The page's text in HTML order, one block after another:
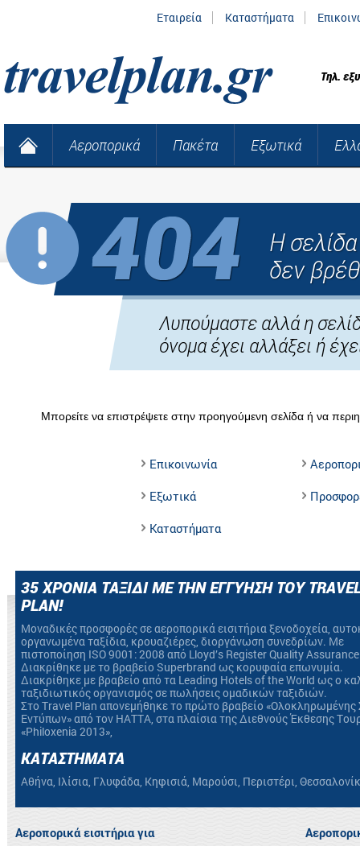
Εταιρεία Καταστήματα
Τηλ.
Αεροπορικά Πακέτα Εξωτικά
Η
δεν
Λυπούμαστε αλλά η
όνομα έχει αλλάξει ή
Μπορείτε να επιστρέψετε στην προηγούμενη σελίδα ή να
Επικοινωνία
Εξωτικά
Καταστήματα
35 ΧΡΟΝΙΑ ΤΑΞΙΔΙ ΜΕ ΤΗΝ ΕΓΓΥΗΣΗ ΤΟΥ
PLAN!
Mοναδικές προσφορές σε αεροπορικά εισιτήρια ξενοδοχεία,
οργανωμένα ταξίδια, κρουαζιέρες, διοργάνωση συνεδρίων. Με
πιστοποίηση ΙSO 9001: 2008 από Lloyd’s Register Quality
Διακρίθηκε με το βραβείο Superbrand ως κορυφαία επωνυμία.
Διακρίθηκε με βραβείο από τα Leading Hotels of the World ως ο
ταξιδιωτικός οργανισμός σε πωλήσεις ομαδικών ταξιδιών.
Στο Travel Plan απονεμήθηκε το πρώτο βραβείο «Ολοκληρωμένης
Εντύπων» από τον HATTA, στα πλαίσια της Διεθνούς Έκθεσης
«Philoxenia 2013»,
ΚΑΤΑΣΤΗΜΑΤΑ
Αθήνα, Ιλίσια, Γλυφάδα, Κηφισιά, Μαρούσι, Περιστέρι,
Αεροπορικά εισιτήρια για